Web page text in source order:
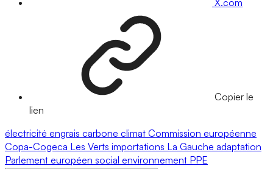
X.com
Copier le
lien
électricité engrais carbone climat Commission européenne
Copa-Cogeca Les Verts importations La Gauche adaptation
Parlement européen social environnement PPE